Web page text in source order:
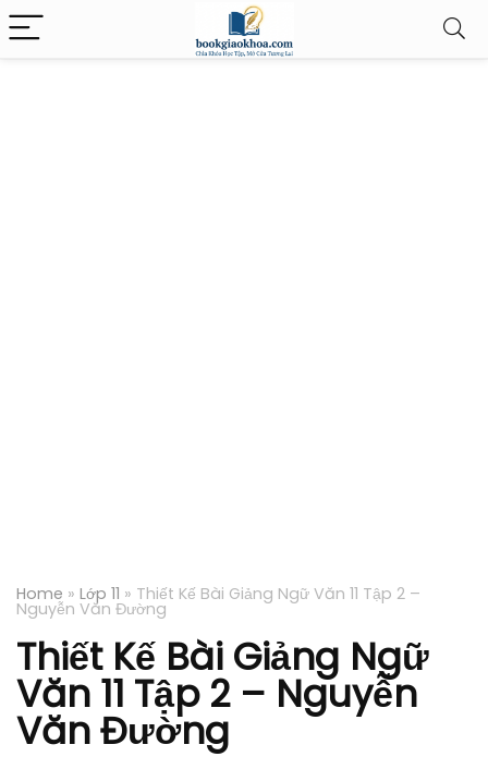
Home » Lớp 11 » Thiết Kế Bài Giảng Ngữ Văn 11 Tập 2 –
Nguyễn Văn Đường
Thiết Kế Bài Giảng Ngữ
Văn 11 Tập 2 – Nguyễn
Văn Đường